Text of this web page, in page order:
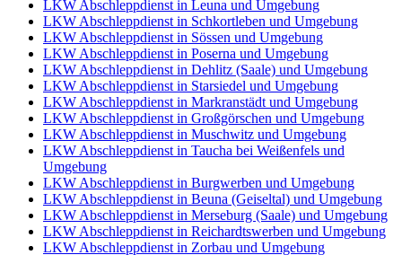
LKW Abschleppdienst in Leuna und Umgebung
LKW Abschleppdienst in Schkortleben und Umgebung
LKW Abschleppdienst in Sössen und Umgebung
LKW Abschleppdienst in Poserna und Umgebung
LKW Abschleppdienst in Dehlitz (Saale) und Umgebung
LKW Abschleppdienst in Starsiedel und Umgebung
LKW Abschleppdienst in Markranstädt und Umgebung
LKW Abschleppdienst in Großgörschen und Umgebung
LKW Abschleppdienst in Muschwitz und Umgebung
LKW Abschleppdienst in Taucha bei Weißenfels und
Umgebung
LKW Abschleppdienst in Burgwerben und Umgebung
LKW Abschleppdienst in Beuna (Geiseltal) und Umgebung
LKW Abschleppdienst in Merseburg (Saale) und Umgebung
LKW Abschleppdienst in Reichardtswerben und Umgebung
LKW Abschleppdienst in Zorbau und Umgebung